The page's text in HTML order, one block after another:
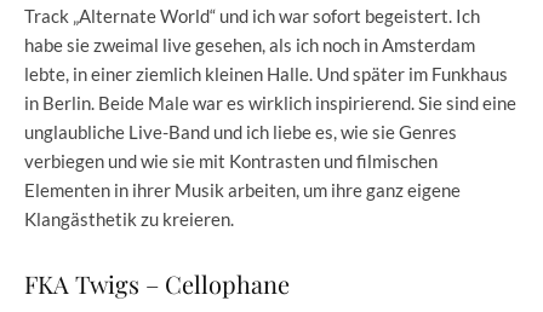
Track „Alternate World“ und ich war sofort begeistert. Ich
habe sie zweimal live gesehen, als ich noch in Amsterdam
lebte, in einer ziemlich kleinen Halle. Und später im Funkhaus
in Berlin. Beide Male war es wirklich inspirierend. Sie sind eine
unglaubliche Live-Band und ich liebe es, wie sie Genres
verbiegen und wie sie mit Kontrasten und filmischen
Elementen in ihrer Musik arbeiten, um ihre ganz eigene
Klangästhetik zu kreieren.
FKA Twigs – Cellophane